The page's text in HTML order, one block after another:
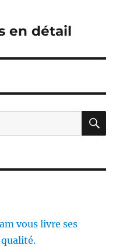
en détail
vous livre ses